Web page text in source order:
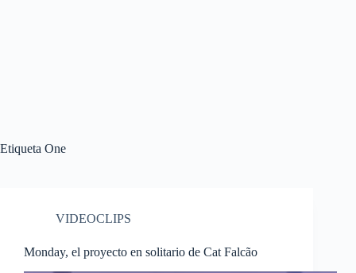
Etiqueta One
VIDEOCLIPS
Monday, el proyecto en solitario de Cat Falcão